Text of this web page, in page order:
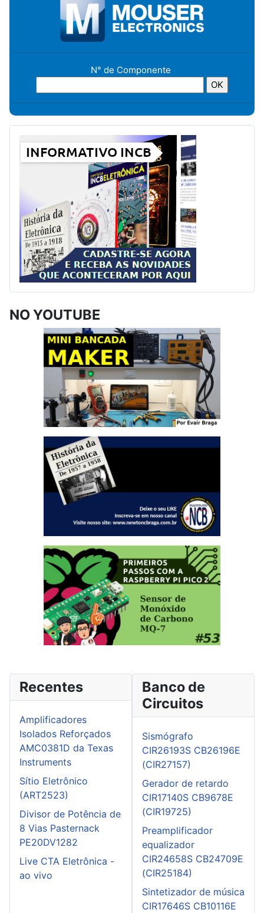
N° de Componente
NO YOUTUBE
Recentes
Amplificadores
Isolados Reforçados
AMC0381D da Texas
Instruments
Sítio Eletrônico
(ART2523)
Divisor de Potência de
8 Vias Pasternack
PE20DV1282
Live CTA Eletrônica -
ao vivo
Banco de
Circuitos
Sismógrafo
CIR26193S CB26196E
(CIR27157)
Gerador de retardo
CIR17140S CB9678E
(CIR19725)
Preamplificador
equalizador
CIR24658S CB24709E
(CIR25184)
Sintetizador de música
CIR17646S CB10116E